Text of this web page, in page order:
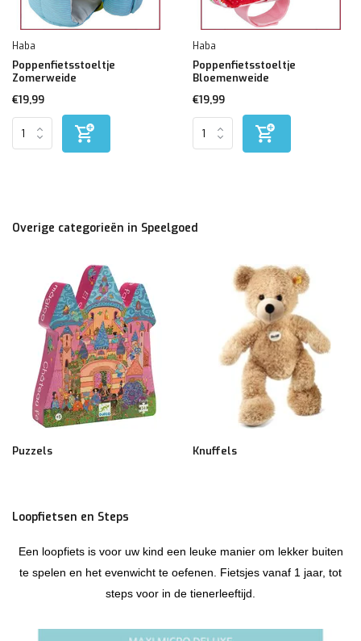
Haba
Poppenfietsstoeltje
Zomerweide
€19,99
Haba
Poppenfietsstoeltje
Bloemenweide
€19,99
Overige categorieën in Speelgoed
Puzzels Knuffels
Loopfietsen en Steps
Een loopfiets is voor uw kind een leuke manier om lekker buiten
te spelen en het evenwicht te oefenen. Fietsjes vanaf 1 jaar, tot
steps voor in de tienerleeftijd.